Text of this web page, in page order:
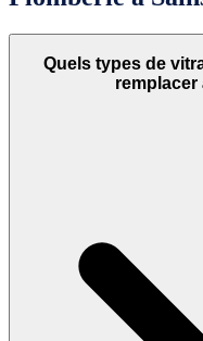
Quels types de
remplacer